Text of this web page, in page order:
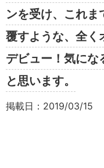
ンを受け、 これま
覆すような、全く
デビュー！ 気にな
と思います。
掲載日：2019/03/15